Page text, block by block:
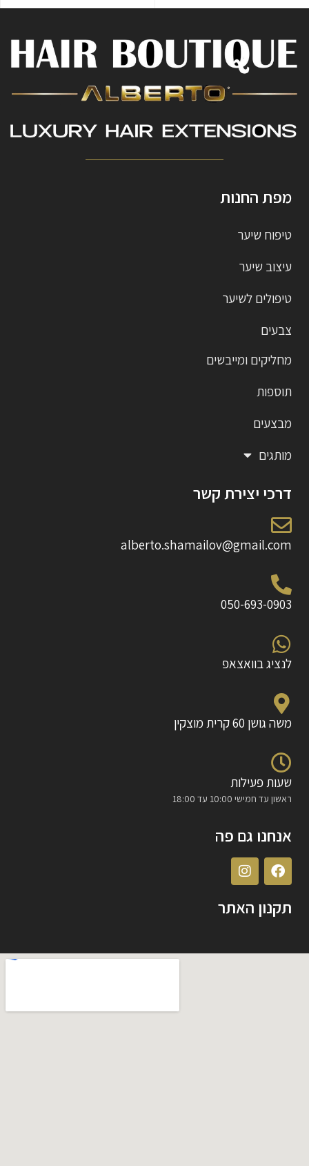
מפת החנות
טיפוח שיער
עיצוב שיער
טיפולים לשיער
צבעים
מחליקים ומייבשים
תוספות
מבצעים
מותגים
דרכי יצירת קשר
alberto.shamailov@gmail.com
050-693-0903
לנציג בוואצאפ
משה גושן 60 קרית מוצקין
שעות פעילות
ראשון עד חמישי 10:00 עד 18:00
אנחנו גם פה
תקנון האתר